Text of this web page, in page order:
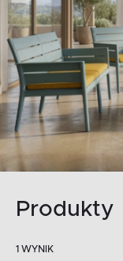
Produkty
1 WYNIK